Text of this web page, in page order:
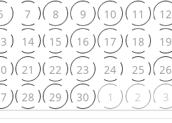
7 8 9 10 11
12
14 15 16 17 18
19
21 22 23 24 25
26
28 29 30 1 2 3